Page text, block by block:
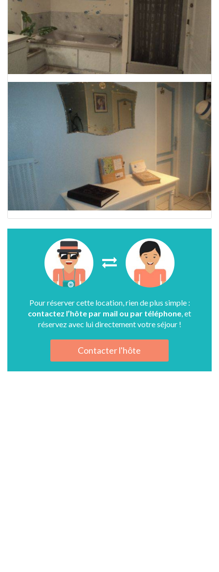
Pour réserver cette location, rien de plus simple :
contactez l’hôte par mail ou par téléphone, et
réservez avec lui directement votre séjour !
Contacter l'hôte